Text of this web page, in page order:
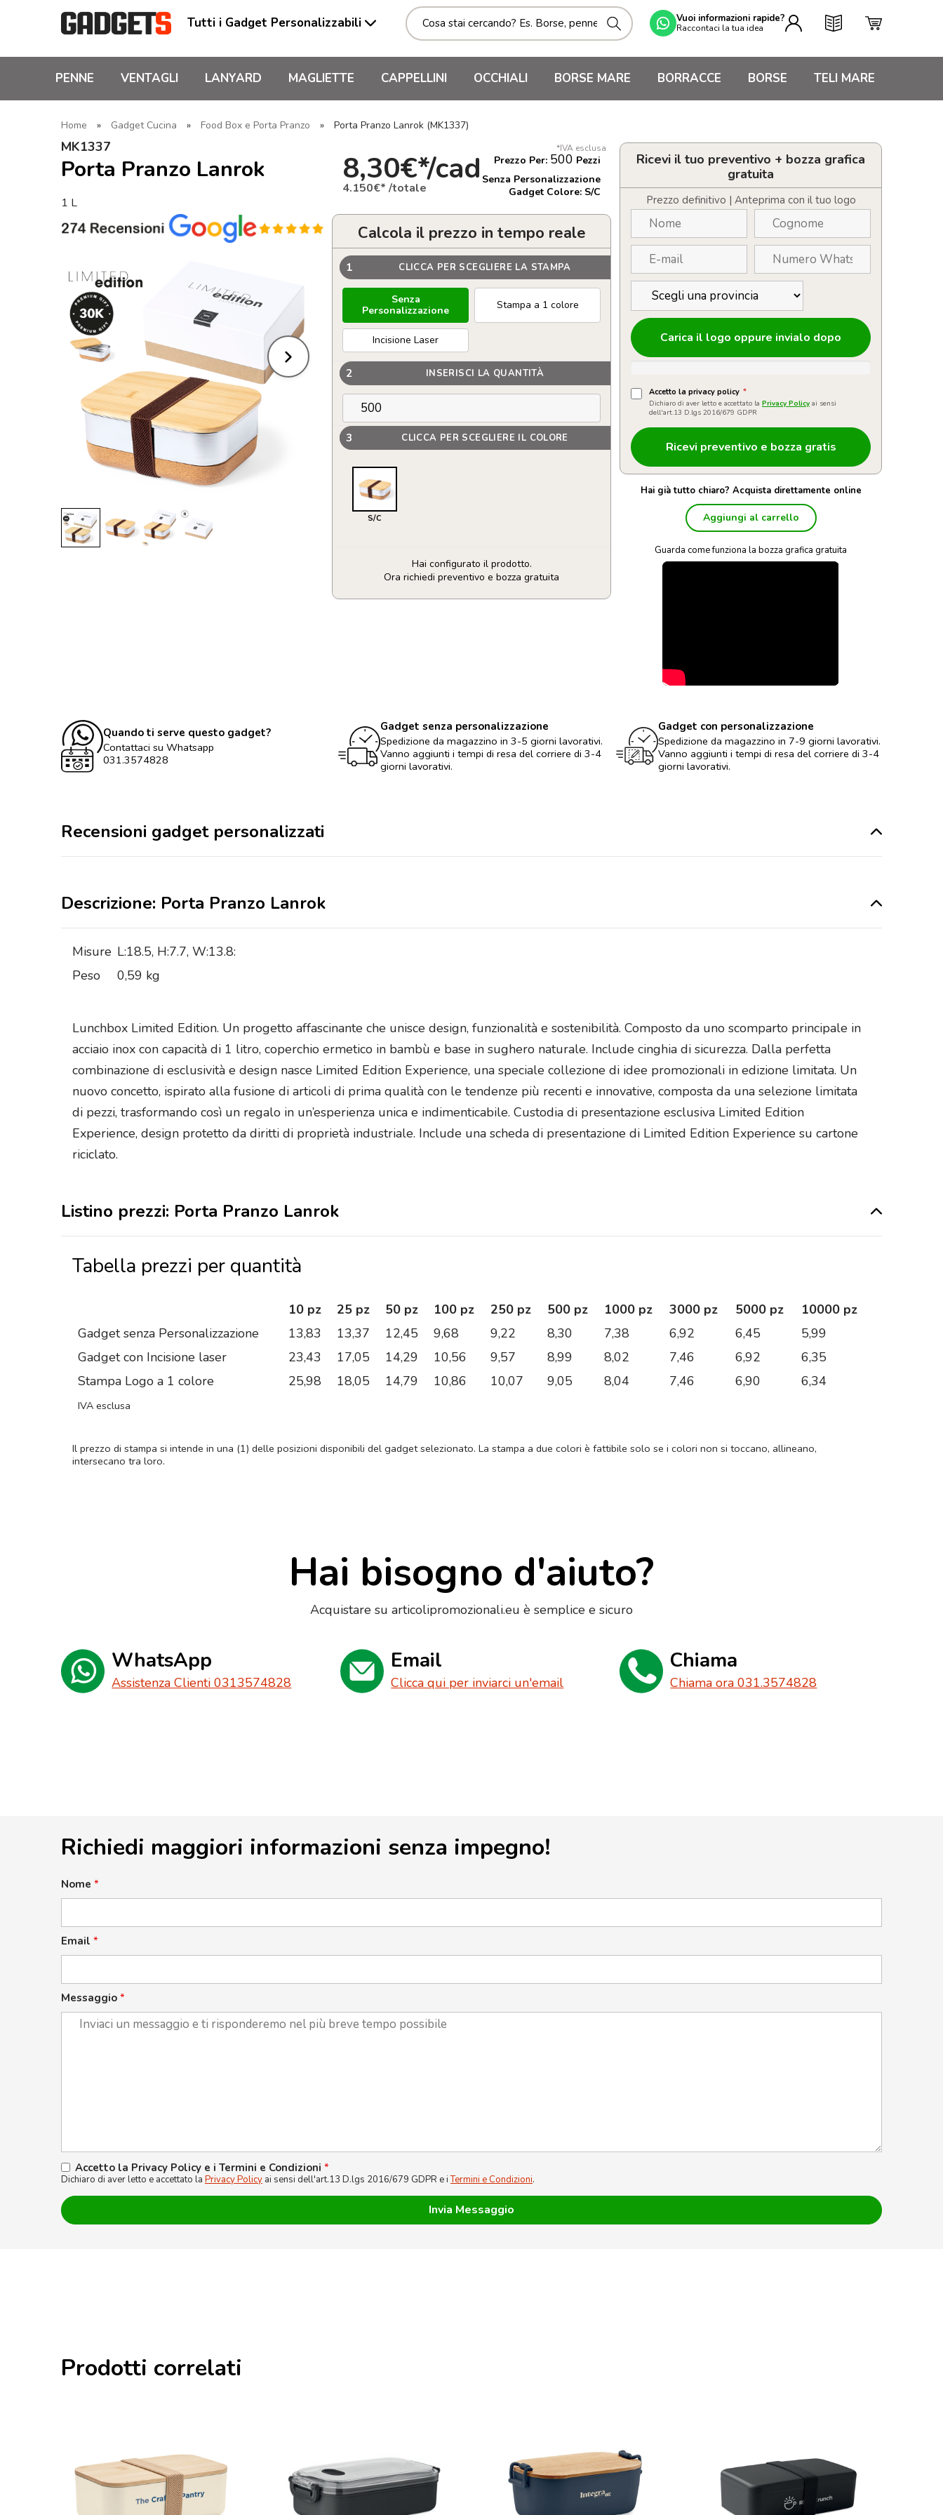
Tutti i Gadget Personalizzabili Vuoi informazioni rapide?
Raccontaci la tua idea
PENNE VENTAGLI LANYARD MAGLIETTE CAPPELLINI OCCHIALI BORSE MARE BORRACCE BORSE TELI MARE
Home » Gadget Cucina » Food Box e Porta Pranzo » Porta Pranzo Lanrok (MK1337)
MK1337
Porta Pranzo Lanrok
1 L
*IVA esclusa
8,30€*/cad
4.150€* /totale
Prezzo Per: 500 Pezzi
Senza Personalizzazione
Gadget Colore: S/C
Calcola il prezzo in tempo reale
1 CLICCA PER SCEGLIERE LA STAMPA
Senza
Personalizzazione
Stampa a 1 colore
Incisione Laser
2 INSERISCI LA QUANTITÀ
3 CLICCA PER SCEGLIERE IL COLORE
S/C
Hai configurato il prodotto.
Ora richiedi preventivo e bozza gratuita
Porta
Ricevi il tuo preventivo + bozza grafica
gratuita
Prezzo definitivo | Anteprima con il tuo logo
Carica il logo oppure invialo dopo
Accetto la privacy policy *
Dichiaro di aver letto e accettato la Privacy Policy ai sensi
dell'art.13 D.lgs 2016/679 GDPR
Hai già tutto chiaro? Acquista direttamente online
Aggiungi al carrello
Guarda come funziona la bozza grafica gratuita
Quando ti serve questo gadget?
Contattaci su Whatsapp
031.3574828
Gadget senza personalizzazione
Spedizione da magazzino in 3-5 giorni lavorativi.
Vanno aggiunti i tempi di resa del corriere di 3-4
giorni lavorativi.
Gadget con personalizzazione
Spedizione da magazzino in 7-9 giorni lavorativi.
Vanno aggiunti i tempi di resa del corriere di 3-4
giorni lavorativi.
Recensioni gadget personalizzati
Descrizione: Porta Pranzo Lanrok
Misure L:18.5, H:7.7, W:13.8:
Peso
0,59 kg
Lunchbox Limited Edition. Un progetto affascinante che unisce design, funzionalità e sostenibilità. Composto da uno scomparto principale in
acciaio inox con capacità di 1 litro, coperchio ermetico in bambù e base in sughero naturale. Include cinghia di sicurezza. Dalla perfetta
combinazione di esclusività e design nasce Limited Edition Experience, una speciale collezione di idee promozionali in edizione limitata. Un
nuovo concetto, ispirato alla fusione di articoli di prima qualità con le tendenze più recenti e innovative, composta da una selezione limitata
di pezzi, trasformando così un regalo in un’esperienza unica e indimenticabile. Custodia di presentazione esclusiva Limited Edition
Experience, design protetto da diritti di proprietà industriale. Include una scheda di presentazione di Limited Edition Experience su cartone
riciclato.
Listino prezzi: Porta Pranzo Lanrok
Tabella prezzi per quantità
10 pz 25 pz 50 pz 100 pz 250 pz 500 pz 1000 pz 3000 pz 5000 pz
10000 pz
Gadget senza Personalizzazione
13,83 13,37 12,45 9,68 9,22 8,30 7,38 6,92 6,45
5,99
Gadget con Incisione laser
23,43 17,05 14,29 10,56 9,57 8,99 8,02 7,46 6,92
6,35
Stampa Logo a 1 colore
25,98 18,05 14,79 10,86 10,07 9,05 8,04 7,46 6,90 6,34
IVA esclusa
Il prezzo di stampa si intende in una (1) delle posizioni disponibili del gadget selezionato. La stampa a due colori è fattibile solo se i colori non si toccano, allineano,
intersecano tra loro.
Hai bisogno d'aiuto?
Acquistare su articolipromozionali.eu è semplice e sicuro
WhatsApp
Assistenza Clienti 0313574828
Email
Clicca qui per inviarci un'email
Chiama
Chiama ora 031.3574828
Richiedi maggiori informazioni senza impegno!
Nome *
Email *
Messaggio *
Accetto la Privacy Policy e i Termini e Condizioni *
Dichiaro di aver letto e accettato la Privacy Policy ai sensi dell'art.13 D.lgs 2016/679 GDPR e iTermini e Condizioni.
Prodotti correlati